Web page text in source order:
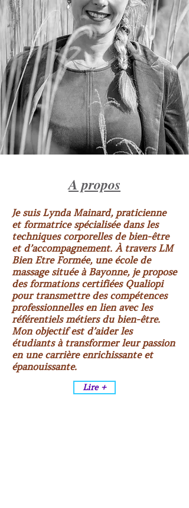
A propos
Je suis Lynda Mainard, praticienne
et formatrice spécialisée dans les
techniques corporelles de bien-être
et d’accompagnement. À travers LM
Bien Etre Formée, une école de
massage située à Bayonne, je propose
des formations certifiées Qualiopi
pour transmettre des compétences
professionnelles en lien avec les
référentiels métiers du bien-être.
Mon objectif est d’aider les
étudiants à transformer leur passion
en une carrière enrichissante et
épanouissante.
Lire +